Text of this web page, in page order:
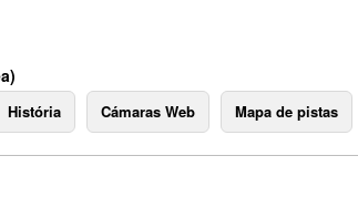
História Cámaras Web Mapa de pistas